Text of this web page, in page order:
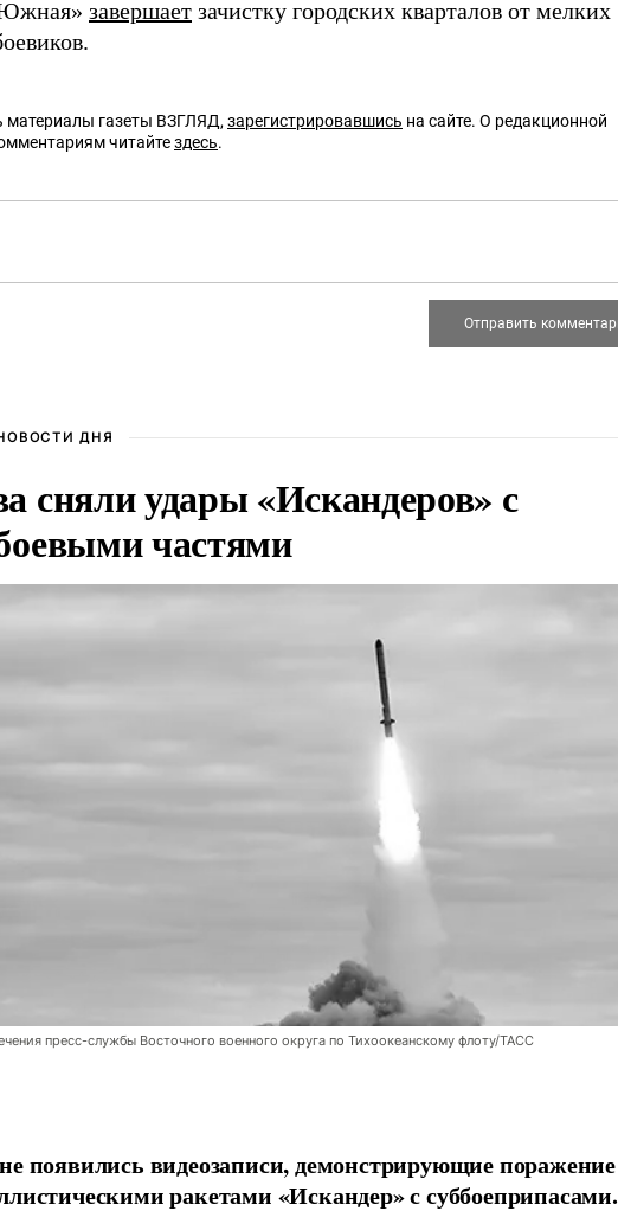
завершает зачистку городских кварталов от мелких
газеты ВЗГЛЯД,зарегистрировавшись на сайте. О редакционной
читайтездесь.
ДНЯ
сняли удары «Искандеров» с
частями
пресс-службы Восточного военного округа по Тихоокеанскому флоту/ТАСС
появились видеозаписи, демонстрирующие поражение
ракетами «Искандер» с суббоеприпасами.